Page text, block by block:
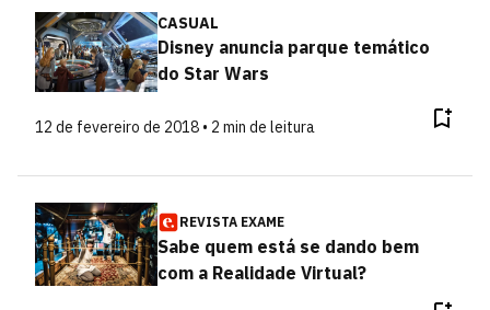
CASUAL
Disney anuncia parque temático
do Star Wars
12 de fevereiro de 2018 • 2 min de leitura
REVISTA EXAME
Sabe quem está se dando bem
com a Realidade Virtual?